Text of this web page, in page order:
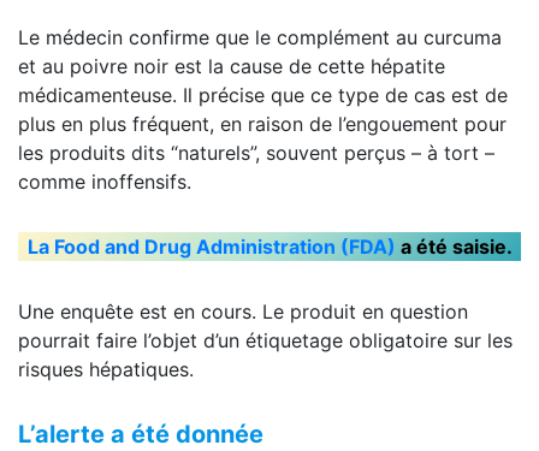
Le médecin confirme que le complément au curcuma
et au poivre noir est la cause de cette hépatite
médicamenteuse. Il précise que ce type de cas est de
plus en plus fréquent, en raison de l’engouement pour
les produits dits “naturels”, souvent perçus – à tort –
comme inoffensifs.
La Food and Drug Administration (FDA) a été saisie.
Une enquête est en cours. Le produit en question
pourrait faire l’objet d’un étiquetage obligatoire sur les
risques hépatiques.
L’alerte a été donnée